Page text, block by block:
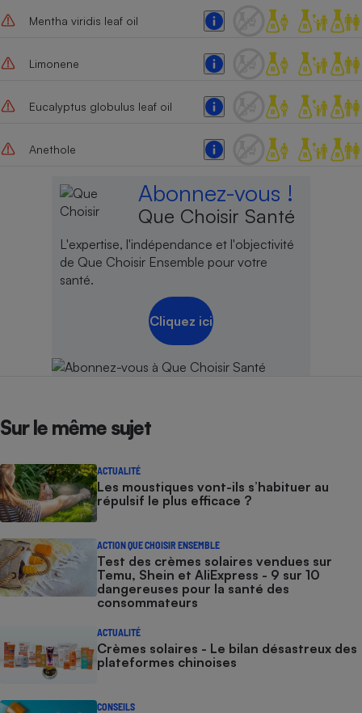
Mentha viridis leaf oil
Limonene
Eucalyptus globulus leaf oil
Anethole
Abonnez-vous !
Que Choisir Santé
L'expertise, l'indépendance et l'objectivité
de Que Choisir Ensemble pour votre
santé.
Cliquez ici
Sur le même sujet
ACTUALITÉ
Les moustiques vont-ils s’habituer au
répulsif le plus efficace ?
ACTION QUE CHOISIR ENSEMBLE
Test des crèmes solaires vendues sur
Temu, Shein et AliExpress - 9 sur 10
dangereuses pour la santé des
consommateurs
ACTUALITÉ
Crèmes solaires - Le bilan désastreux des
plateformes chinoises
CONSEILS